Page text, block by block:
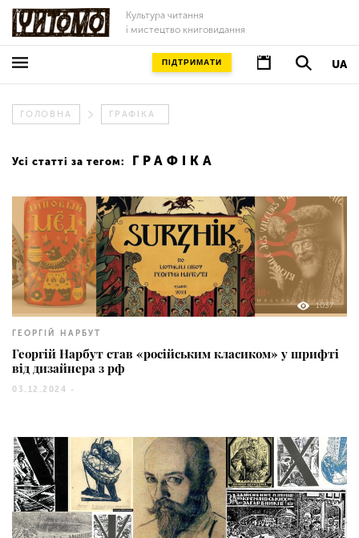
Культура читання
і мистецтво книговидання
UA
ПІДТРИМАТИ
ГОЛОВНА ГРАФІКА
Усі статті за тегом: ГРАФІКА
1037
ГЕОРГІЙ НАРБУТ
Георгій Нарбут став «російським класиком» у шрифті
від дизайнера з рф
03.12.2024 -